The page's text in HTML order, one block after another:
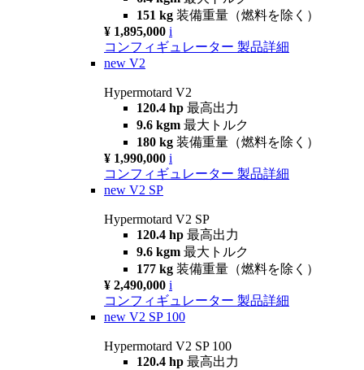
151 kg 装備重量（燃料を除く）
¥ 1,895,000 i
コンフィギュレーター 製品詳細
new V2
Hypermotard V2
120.4 hp 最高出力
9.6 kgm 最大トルク
180 kg 装備重量（燃料を除く）
¥ 1,990,000 i
コンフィギュレーター 製品詳細
new V2 SP
Hypermotard V2 SP
120.4 hp 最高出力
9.6 kgm 最大トルク
177 kg 装備重量（燃料を除く）
¥ 2,490,000 i
コンフィギュレーター 製品詳細
new V2 SP 100
Hypermotard V2 SP 100
120.4 hp 最高出力